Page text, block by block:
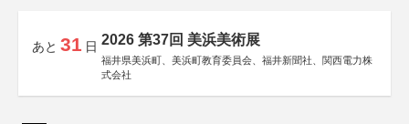
あと 31 日 2026 第37回 美浜美術展
福井県美浜町、美浜町教育委員会、福井新聞社、関西電力株
式会社